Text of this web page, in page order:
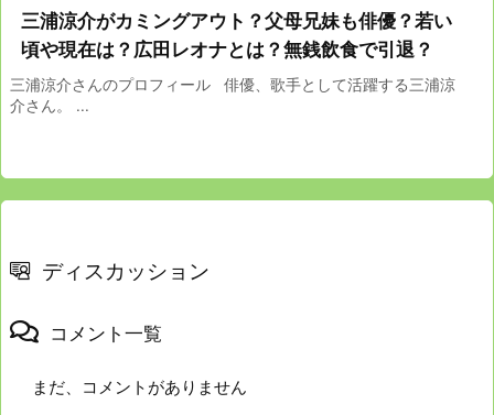
三浦涼介がカミングアウト？父母兄妹も俳優？若い
頃や現在は？広田レオナとは？無銭飲食で引退？
三浦涼介さんのプロフィール 俳優、歌手として活躍する三浦涼
介さん。 ...
ディスカッション
コメント一覧
まだ、コメントがありません